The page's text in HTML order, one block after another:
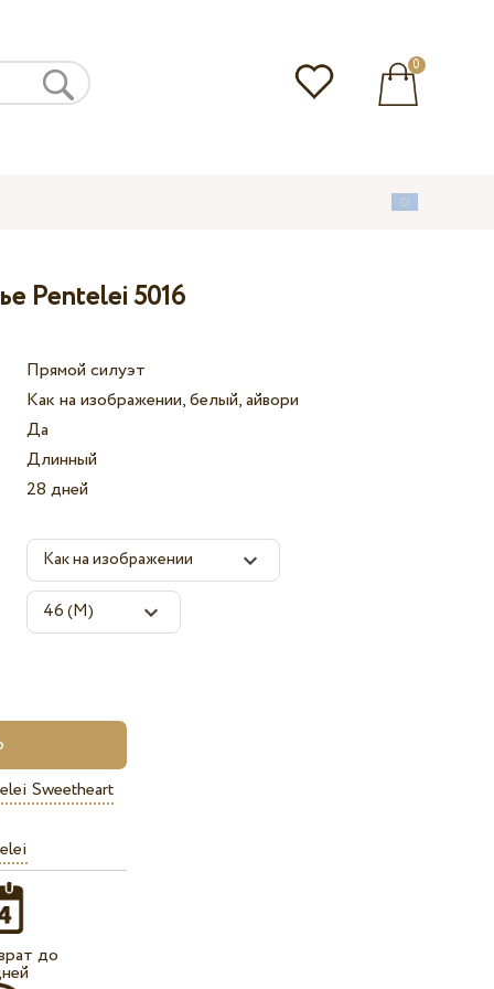
0
Pentelei 5016
Прямой силуэт
Как на изображении, белый, айвори
Да
Длинный
28 дней
Sweetheart
до